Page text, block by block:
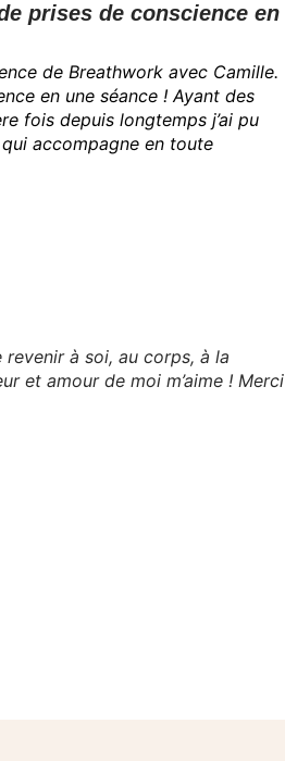
prises de conscience en
de Breathwork avec Camille.
en une séance ! Ayant des
fois depuis longtemps j’ai pu
accompagne en toute
à soi, au corps, à la
et amour de moi m’aime ! Merci